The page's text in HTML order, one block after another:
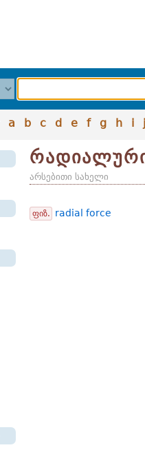
a b c d e f g h i j
არსებითი სახელი
ფიზ. radial force